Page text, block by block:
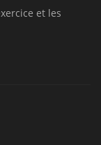
et les